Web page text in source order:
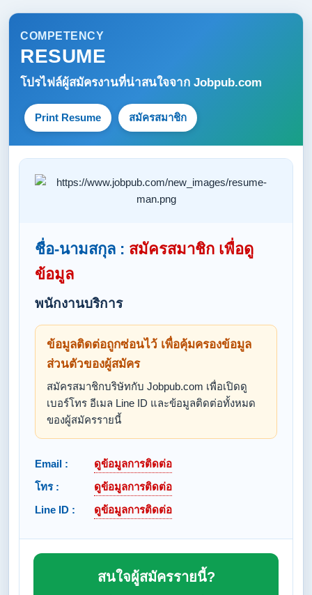
COMPETENCY
RESUME
โปรไฟล์ผู้สมัครงานที่น่าสนใจจาก Jobpub.com
Print Resume สมัครสมาชิก
ชื่อ-นามสกุล : สมัครสมาชิก เพื่อดู
ข้อมูล
พนักงานบริการ
ข้อมูลติดต่อถูกซ่อนไว้ เพื่อคุ้มครองข้อมูล
ส่วนตัวของผู้สมัคร
สมัครสมาชิกบริษัทกับ Jobpub.com เพื่อเปิดดู
เบอร์โทร อีเมล Line ID และข้อมูลติดต่อทั้งหมด
ของผู้สมัครรายนี้
Email :
ดูข้อมูลการติดต่อ
โทร :
ดูข้อมูลการติดต่อ
Line ID :
ดูข้อมูลการติดต่อ
สนใจผู้สมัครรายนี้?